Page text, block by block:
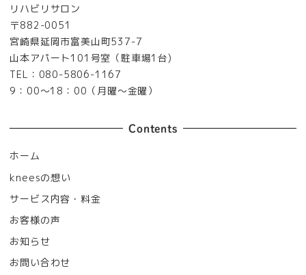
リハビリサロン
〒882-0051
宮崎県延岡市富美山町537-7
山本アパート101号室（駐車場1台)
TEL：080-5806-1167
9：00～18：00（月曜～金曜）
Contents
ホーム
kneesの想い
サービス内容・料金
お客様の声
お知らせ
お問い合わせ